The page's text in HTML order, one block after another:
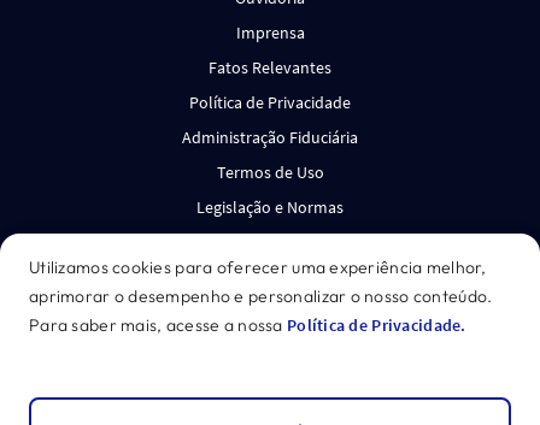
Utilizamos cookies para oferecer uma experiência melhor,
aprimorar o desempenho e personalizar o nosso conteúdo.
Para saber mais, acesse a nossa Política de Privacidade.
Imprensa
Fatos Relevantes
Política de Privacidade
Administração Fiduciária
Termos de Uso
Legislação e Normas
*Acesse o disclaimer.
©2026Genial